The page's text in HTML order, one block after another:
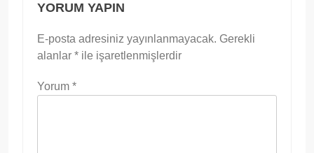
YORUM YAPIN
E-posta adresiniz yayınlanmayacak. Gerekli
alanlar * ile işaretlenmişlerdir
Yorum *